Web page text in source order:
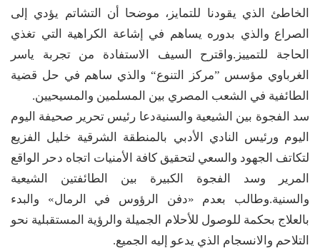
الخاطئ الذي يقودنا للتمايز، موضحا أن التشاتم يؤدي إلى
الصراع والذي بدوره يساهم في إشاعة الكراهية التي تغذي
الحاجة للتمييز.واقترح السيف الاستفادة من تجربة ياسر
الغرباوي مؤسس ”مركز التنوع“ والذي ساهم في حل قضية
الطائفية في الشعب المصري بين المسلمين والمسيحيين.
سد الفجوة بين الشيعية والسنيةدعا رئيس تحرير صحيفة اليوم
اليوم ورئيس النادي الأدبي بالمنطقة الشرقية خليل الفزيع
لتكاتف الجهود والسعي لتحقيق كافة الأمنيات اتجاه دحر الواقع
المرير وسد الفجوة الكبيرة بين الطائفتين الشيعية
والسنية.وطالب بعدم «دفن الرؤوس في الرمال» والبدء
بالعلاج بحكمة للوصول للأحلام الجميلة والرؤية المستقبلية نحو
التلاحم والانسجام الذي يدعو إليه الجميع.